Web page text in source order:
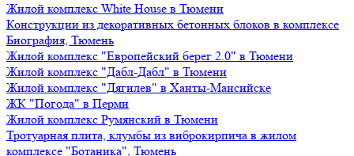
Жилой комплекс White House в Тюмени
Конструкции из декоративных бетонных блоков в комплексе
Биография, Тюмень
Жилой комплекс "Европейский берег 2.0" в Тюмени
Жилой комплекс "Дабл-Дабл" в Тюмени
Жилой комплекс "Дягилев" в Ханты-Мансийске
ЖК "Погода" в Перми
Жилой комплекс Румянский в Тюмени
Тротуарная плита, клумбы из виброкирпича в жилом
комплексе "Ботаника", Тюмень